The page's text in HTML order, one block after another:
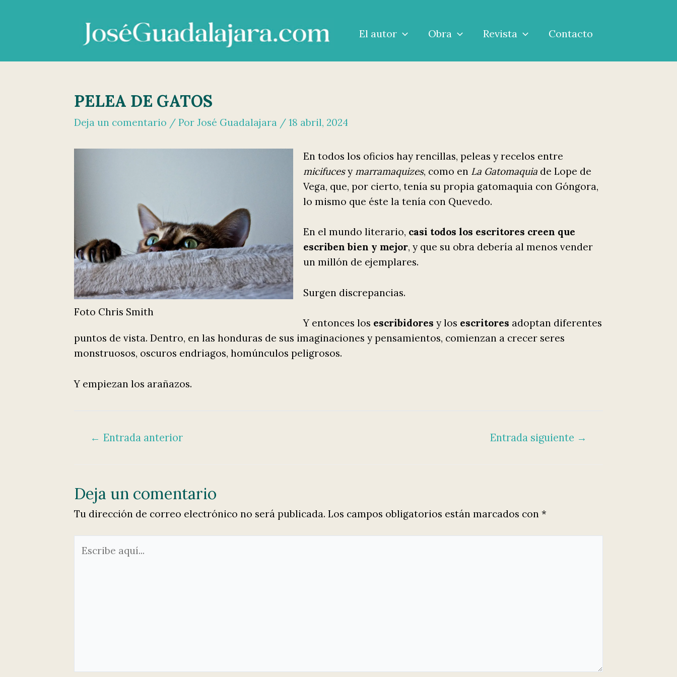
El autor Obra Revista Contacto
PELEA DE GATOS
Deja un comentario / Por José Guadalajara / 18 abril, 2024
Foto Chris Smith
En todos los oficios hay rencillas, peleas y recelos entre
micifucesy marramaquizes, como en La Gatomaquia de Lope de
Vega, que, por cierto, tenía su propia gatomaquia con Góngora,
lo mismo que éste la tenía con Quevedo.
En el mundo literario, casi todos los escritores creen que
escriben bien y mejor, y que su obra debería al menos vender
un millón de ejemplares.
Surgen discrepancias.
Y entonces los escribidores y los escritores adoptan diferentes
puntos de vista. Dentro, en las honduras de sus imaginaciones y pensamientos, comienzan a crecer seres
monstruosos, oscuros endriagos, homúnculos peligrosos.
Y empiezan los arañazos.
Navegación
← Entrada anterior Entrada siguiente →
Deja un comentario
Tu dirección de correo electrónico no será publicada. Los campos obligatorios están marcados con *
aquí...